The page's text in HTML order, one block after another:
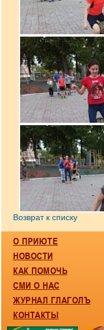
Возврат к списку
О ПРИЮТЕ
НОВОСТИ
КАК ПОМОЧЬ
СМИ О НАС
ЖУРНАЛ ГЛАГОЛЪ
КОНТАКТЫ